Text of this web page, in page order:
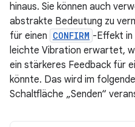
hinaus. Sie können auch
abstrakte Bedeutung zu
für einen CONFIRM -Effekt in
leichte Vibration erwartet,
ein stärkeres Feedback für
könnte. Das wird im
Schaltfläche „Senden“